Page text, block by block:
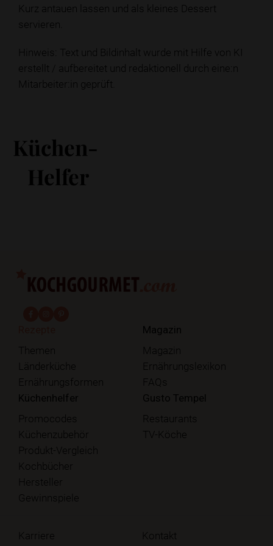
Kurz antauen lassen und als kleines Dessert
servieren.
Hinweis: Text und Bildinhalt wurde mit Hilfe von KI
erstellt / aufbereitet und redaktionell durch eine:n
Mitarbeiter:in geprüft.
Küchen-
Helfer
Themen
Länderküche
Ernährungsformen
Magazin
Magazin
Ernährungslexikon
FAQs
Küchenhelfer
Promocodes
Küchenzubehör
Produkt-Vergleich
Kochbücher
Hersteller
Gewinnspiele
Gusto Tempel
Restaurants
TV-Köche
Karriere Kontakt